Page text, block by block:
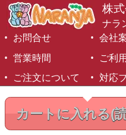
カートに入れる(
株
ナラ
お問合せ
会社
営業時間
ご利
ご注文について
対応
©1999-2026